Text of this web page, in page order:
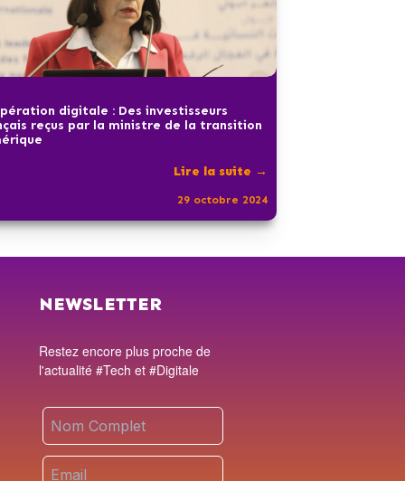
digitale : Des investisseurs
reçus par la ministre de la transition
Lire la suite →
29 octobre 2024
NEWSLETTER
Restez encore plus proche de
l'actualité #Tech et #Digitale